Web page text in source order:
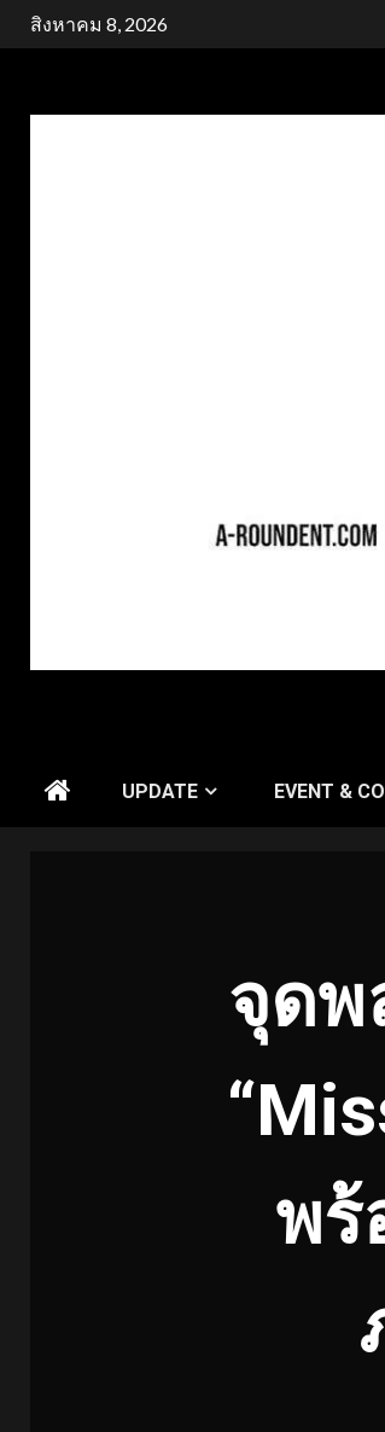
Skipสิงหาคม 8, 2026
UPDATE EVENT &
จุดพ
พร้